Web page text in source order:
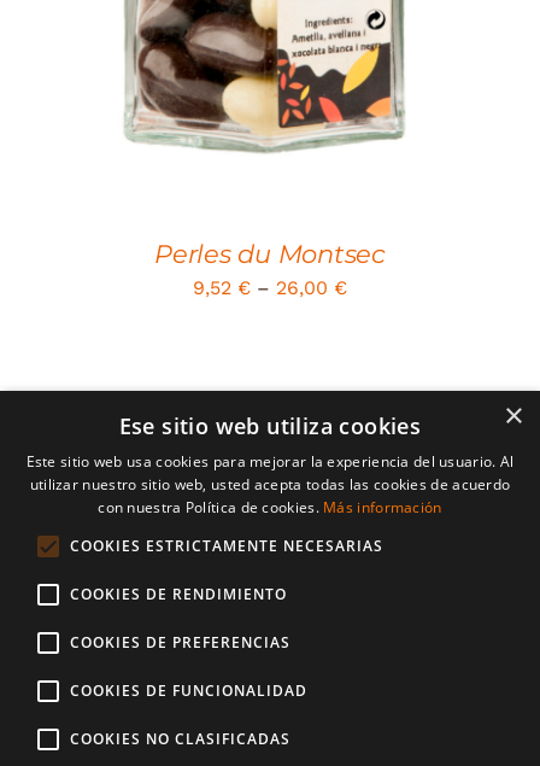
Perles du Montsec
9,52 € – 26,00 €
© Copyright 2026 | Casa Ros | Tots els drets resevats | desenvolupat
perCompsaOnline
Avís Legal
Política d’enviaments i devolucions
Mètodes de Pagament
×
Ese sitio web utiliza cookies
Este sitio web usa cookies para mejorar la experiencia del usuario. Al
utilizar nuestro sitio web, usted acepta todas las cookies de acuerdo
con nuestra Política de cookies. Más información
COOKIES ESTRICTAMENTE NECESARIAS
COOKIES DE RENDIMIENTO
COOKIES DE PREFERENCIAS
COOKIES DE FUNCIONALIDAD
COOKIES NO CLASIFICADAS